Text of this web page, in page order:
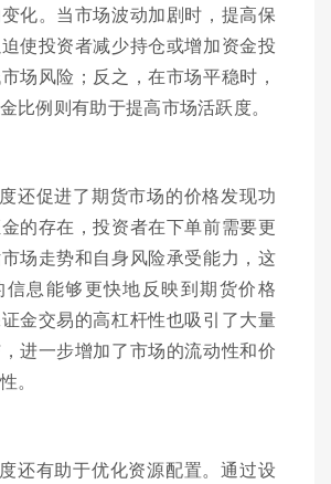
化。当市场波动加剧时，提高保
使投资者减少持仓或增加资金投
场风险；反之，在市场平稳时，
比例则有助于提高市场活跃度。
还促进了期货市场的价格发现功
的存在，投资者在下单前需要更
场走势和自身风险承受能力，这
息能够更快地反映到期货价格
金交易的高杠杆性也吸引了大量
进一步增加了市场的流动性和价
。
还有助于优化资源配置。通过设